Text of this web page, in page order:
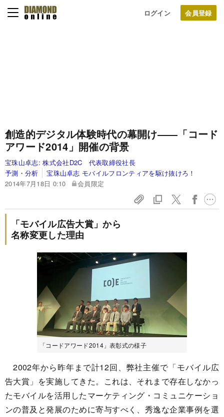
ログイン
創造的デジタル体験時代の幕開け――「コード
アワード2014」開催の背景
宝珠山卓志:株式会社D2C 代表取締役社長
予測・分析
宝珠山卓志 モバイルフロンティアを駆け抜けろ！
2014年7月18日 0:10
会員限定
「モバイル広告大賞」から
名称変更した理由
「コードアワード2014」表彰式の様子
2002年から昨年まで計12回、弊社主催で「モバイル広
告大賞」を実施してきた。これは、それまで存在しなかっ
たモバイルを活用したマーケティング・コミュニケーショ
ンの普及と発展のために寄与すべく、秀逸な企業事例を選